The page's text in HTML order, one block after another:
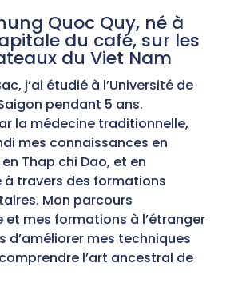
Quoc Quy, né à
du café, sur les
du Viet Nam
j’ai étudié à l’Université de
pendant 5 ans.
la médecine traditionnelle,
mes connaissances en
Thap chi Dao, et en
à travers des formations
Mon parcours
et mes formations à l’étranger
d’améliorer mes techniques
l’art ancestral de